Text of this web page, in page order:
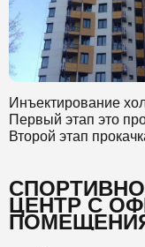
Инъектирование
Первый этап это
Второй этап
ЦЕНТР С